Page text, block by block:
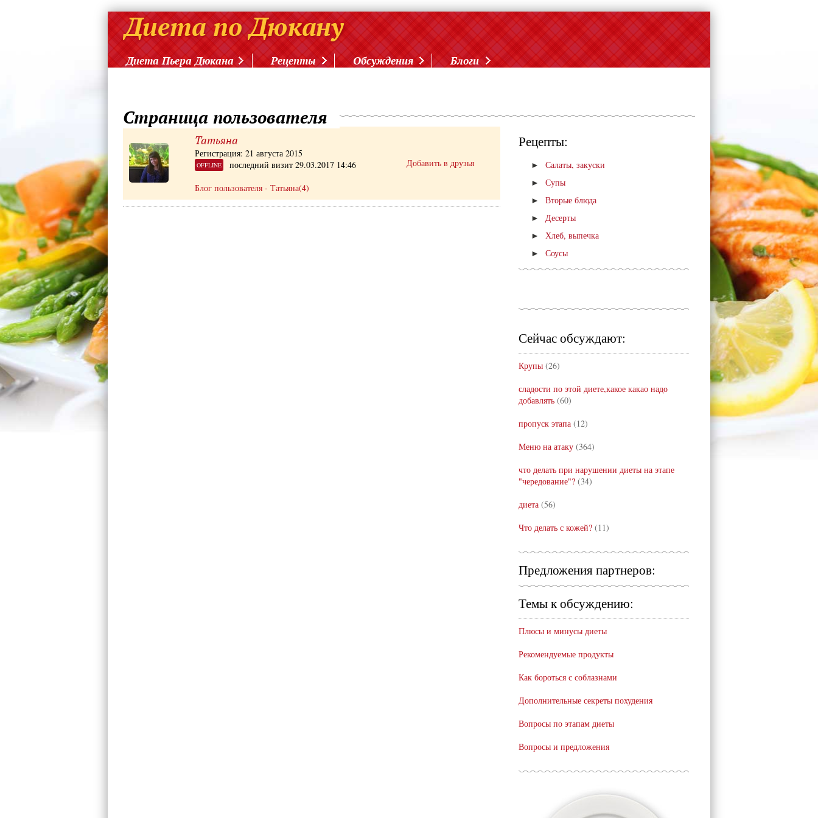
Диета Пьера Дюкана Рецепты Обсуждения Блоги
Страница пользователя
Татьяна
Регистрация: 21 августа 2015
OFFLINE
последний визит 29.03.2017 14:46
Блог пользователя - Татьяна(4)
Добавить в друзья
Рецепты:
►
Салаты, закуски
►
Супы
►
Вторые блюда
►
Десерты
►
Хлеб, выпечка
►
Соусы
Сейчас обсуждают:
Крупы (26)
сладости по этой диете,какое какао надо
добавлять (60)
пропуск этапа (12)
Меню на атаку (364)
что делать при нарушении диеты на этапе
"чередование"? (34)
диета (56)
Что делать с кожей? (11)
Предложения партнеров:
Темы к обсуждению:
Плюсы и минусы диеты
Рекомендуемые продукты
Как бороться с соблазнами
Дополнительные секреты похудения
Вопросы по этапам диеты
Вопросы и предложения